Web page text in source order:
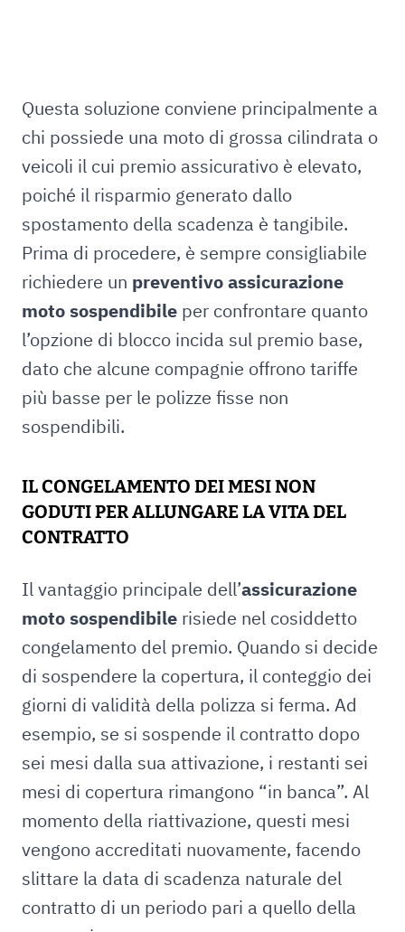
Questa soluzione conviene principalmente a
chi possiede una moto di grossa cilindrata o
veicoli il cui premio assicurativo è elevato,
poiché il risparmio generato dallo
spostamento della scadenza è tangibile.
Prima di procedere, è sempre consigliabile
richiedere un preventivo assicurazione
moto sospendibile per confrontare quanto
l’opzione di blocco incida sul premio base,
dato che alcune compagnie offrono tariffe
più basse per le polizze fisse non
sospendibili.
IL CONGELAMENTO DEI MESI NON
GODUTI PER ALLUNGARE LA VITA DEL
CONTRATTO
Il vantaggio principale dell’assicurazione
moto sospendibile risiede nel cosiddetto
congelamento del premio. Quando si decide
di sospendere la copertura, il conteggio dei
giorni di validità della polizza si ferma. Ad
esempio, se si sospende il contratto dopo
sei mesi dalla sua attivazione, i restanti sei
mesi di copertura rimangono “in banca”. Al
momento della riattivazione, questi mesi
vengono accreditati nuovamente, facendo
slittare la data di scadenza naturale del
contratto di un periodo pari a quello della